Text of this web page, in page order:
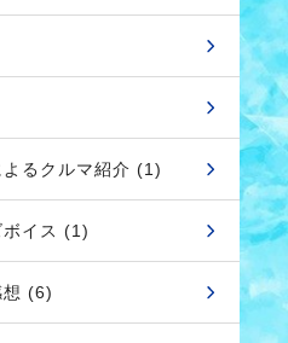
よるクルマ紹介 (1)
ボイス (1)
想 (6)